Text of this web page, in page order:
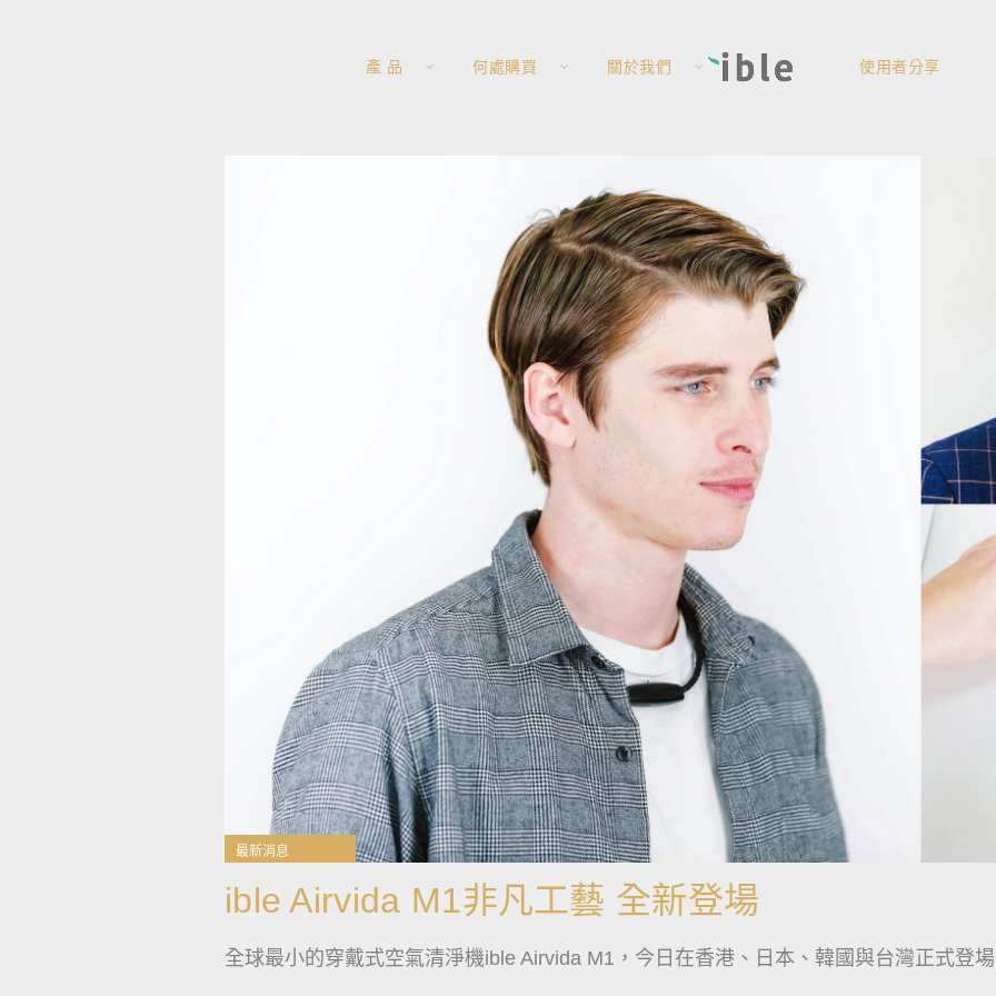
產 品 何處購買 關於我們 使用者分享
最新消息
ible Airvida M1非凡工藝 全新登場
全球最小的穿戴式空氣清淨機ible Airvida M1，今日在香港、日本、韓國與台灣正式登